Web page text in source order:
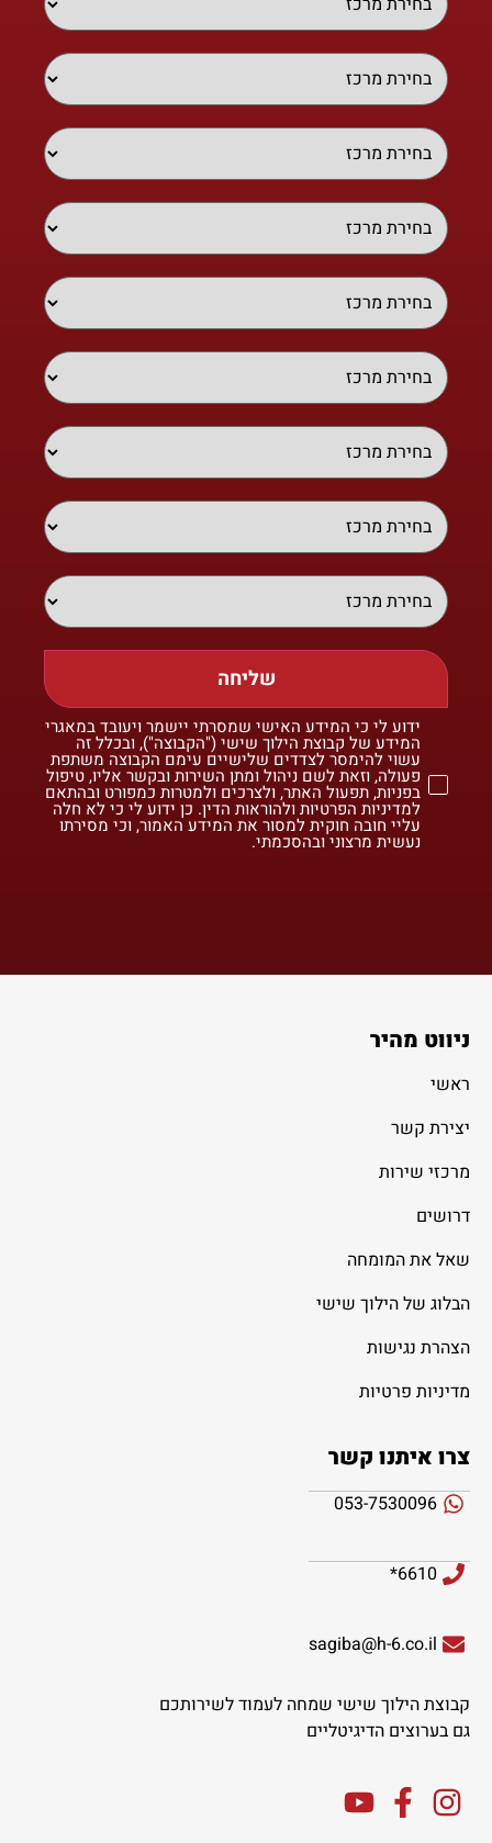
שליחה
ידוע לי כי המידע האישי שמסרתי יישמר ויעובד במאגרי
המידע של קבוצת הילוך שישי ("הקבוצה"), ובכלל זה
עשוי להימסר לצדדים שלישיים עימם הקבוצה משתפת
פעולה, וזאת לשם ניהול ומתן השירות ובקשר אליו, טיפול
בפניות, תפעול האתר, ולצרכים ולמטרות כמפורט ובהתאם
למדיניות הפרטיות ולהוראות הדין. כן ידוע לי כי לא חלה
עליי חובה חוקית למסור את המידע האמור, וכי מסירתו
נעשית מרצוני ובהסכמתי.
ניווט מהיר
ראשי
יצירת קשר
מרכזי שירות
דרושים
שאל את המומחה
הבלוג של הילוך שישי
הצהרת נגישות
מדיניות פרטיות
צרו איתנו קשר
053-7530096
6610*
sagiba@h-6.co.il
קבוצת הילוך שישי שמחה לעמוד לשירותכם
גם בערוצים הדיגיטליים